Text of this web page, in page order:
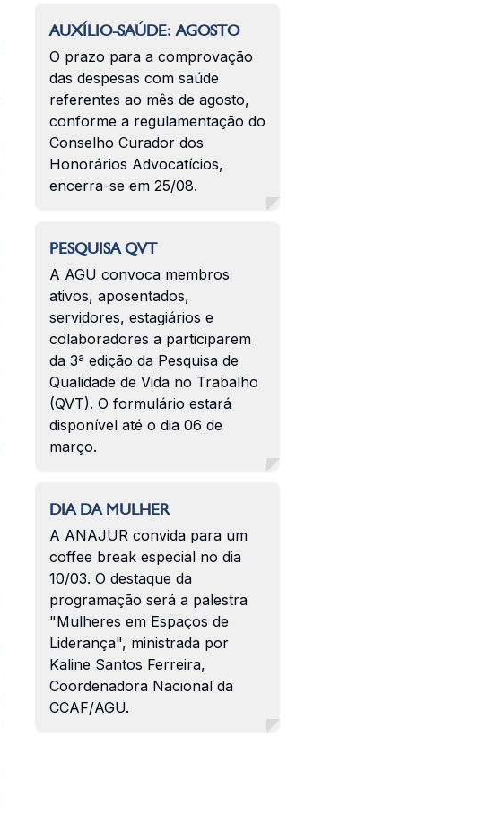
AUXÍLIO-SAÚDE: AGOSTO
O prazo para a comprovação
das despesas com saúde
referentes ao mês de agosto,
conforme a regulamentação do
Conselho Curador dos
Honorários Advocatícios,
encerra-se em 25/08.
PESQUISA QVT
A AGU convoca membros
ativos, aposentados,
servidores, estagiários e
colaboradores a participarem
da 3ª edição da Pesquisa de
Qualidade de Vida no Trabalho
(QVT). O formulário estará
disponível até o dia 06 de
março.
DIA DA MULHER
A ANAJUR convida para um
coffee break especial no dia
10/03. O destaque da
programação será a palestra
"Mulheres em Espaços de
Liderança", ministrada por
Kaline Santos Ferreira,
Coordenadora Nacional da
CCAF/AGU.